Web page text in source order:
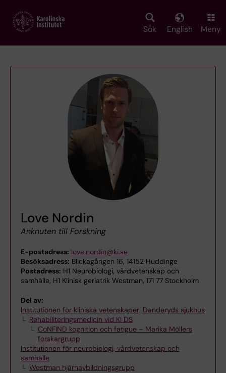
main
Sök English Meny
Love Nordin
Anknuten till Forskning
E-postadress: love.nordin@ki.se
Besöksadress: Blickagången 16, 14152 Huddinge
Postadress: H1 Neurobiologi, vårdvetenskap och
samhälle, H1 Klinisk geriatrik Westman, 171 77 Stockholm
Del av:
Institutionen för kliniska vetenskaper, Danderyds sjukhus
Rehabiliteringsmedicin vid KI DS
CoNFIND kognition och fatigue – Marika Möllers
forskargrupp
Institutionen för neurobiologi, vårdvetenskap och
samhälle
Westman hjärnavbildningsgrupp